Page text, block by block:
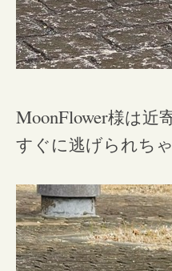
MoonFlower様は近
すぐに逃げられち